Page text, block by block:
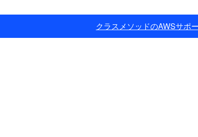
クラスメソッドのAWSサポ